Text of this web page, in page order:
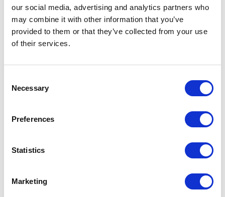
our social media, advertising and analytics partners who
may combine it with other information that you’ve
provided to them or that they’ve collected from your use
of their services.
Selection
Necessary
Preferences
Statistics
Marketing
via Ponte alle Mosse 104 R